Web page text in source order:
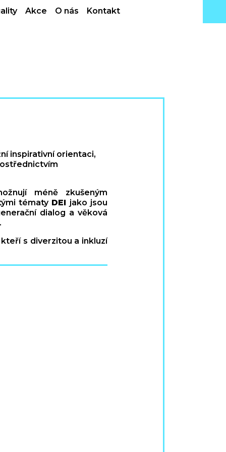
Akce O nás Kontakt
inspirativní orientaci,
méně zkušeným
tématy DEI jako jsou
dialog a věková
s diverzitou a inkluzí